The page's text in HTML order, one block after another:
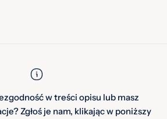
w treści opisu lub masz
Zgłoś je nam, klikając w poniższy